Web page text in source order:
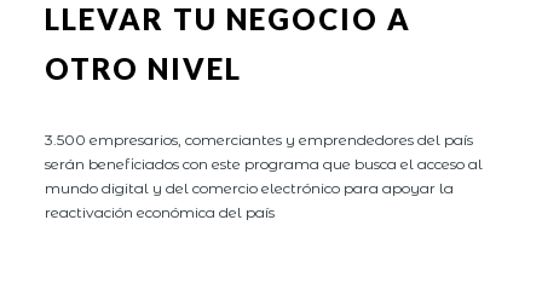
LLEVAR TU NEGOCIO A
OTRO NIVEL
3.500 empresarios, comerciantes y emprendedores del país
serán beneficiados con este programa que busca el acceso al
mundo digital y del comercio electrónico para apoyar la
reactivación económica del país